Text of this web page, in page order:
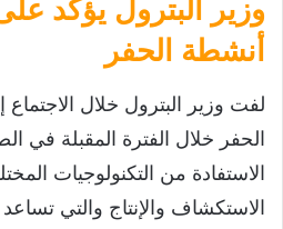
وزير البترول يؤكد
أنشطة الحفر
لفت وزير البترول خلال
الحفر خلال الفترة المقبلة في
الاستفادة من التكنولوجيات
الاستكشاف والإنتاج والتي